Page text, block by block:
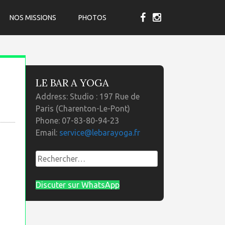
NOS MISSIONS PHOTOS
LE BAR A YOGA
Address: Studio : 197 Rue de
Paris (Charenton-Le-Pont)
Phone: 07-83-80-94-23
Email: service@lebarayoga.fr
Rechercher :
Discuter sur WhatsApp